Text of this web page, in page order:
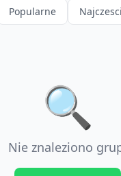
Popularne
🔍
Nie znaleziono